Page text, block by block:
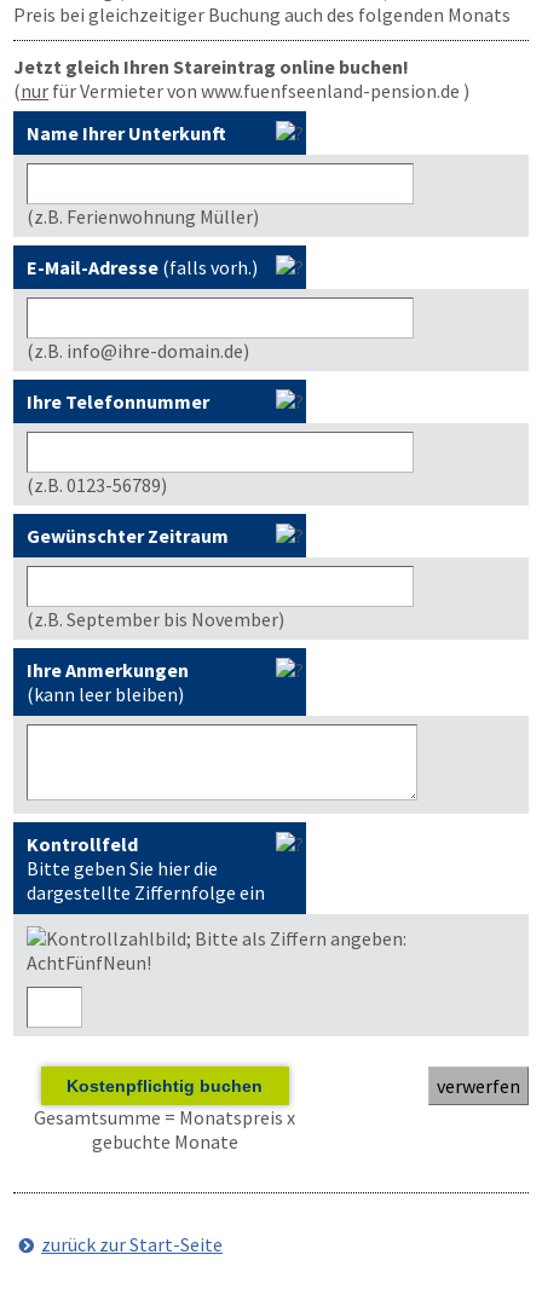
Preis bei gleichzeitiger Buchung auch des folgenden Monats
Jetzt gleich Ihren Stareintrag online buchen!
(nur für Vermieter von www.fuenfseenland-pension.de )
Name Ihrer Unterkunft
(z.B. Ferienwohnung Müller)
E-Mail-Adresse (falls vorh.)
(z.B. info@ihre-domain.de)
Ihre Telefonnummer
(z.B. 0123-56789)
Gewünschter Zeitraum
(z.B. September bis November)
Ihre Anmerkungen
(kann leer bleiben)
Kontrollfeld
Bitte geben Sie hier die
dargestellte Ziffernfolge ein
Kostenpflichtig buchen
Gesamtsumme = Monatspreis x
gebuchte Monate
zurück zur Start-Seite